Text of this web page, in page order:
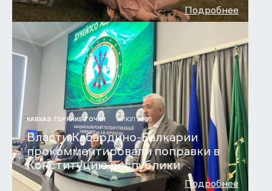
Подробнее
КАВКАЗ. ГОРЯЧИЕ ТОЧКИ 9 ИЮЛ 2026
Власти Кабардино-Балкарии
прокомментировали поправки в
Конституцию республики
Подробнее